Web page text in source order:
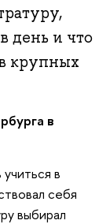
день и что
крупных
в
в
себя
выбирал